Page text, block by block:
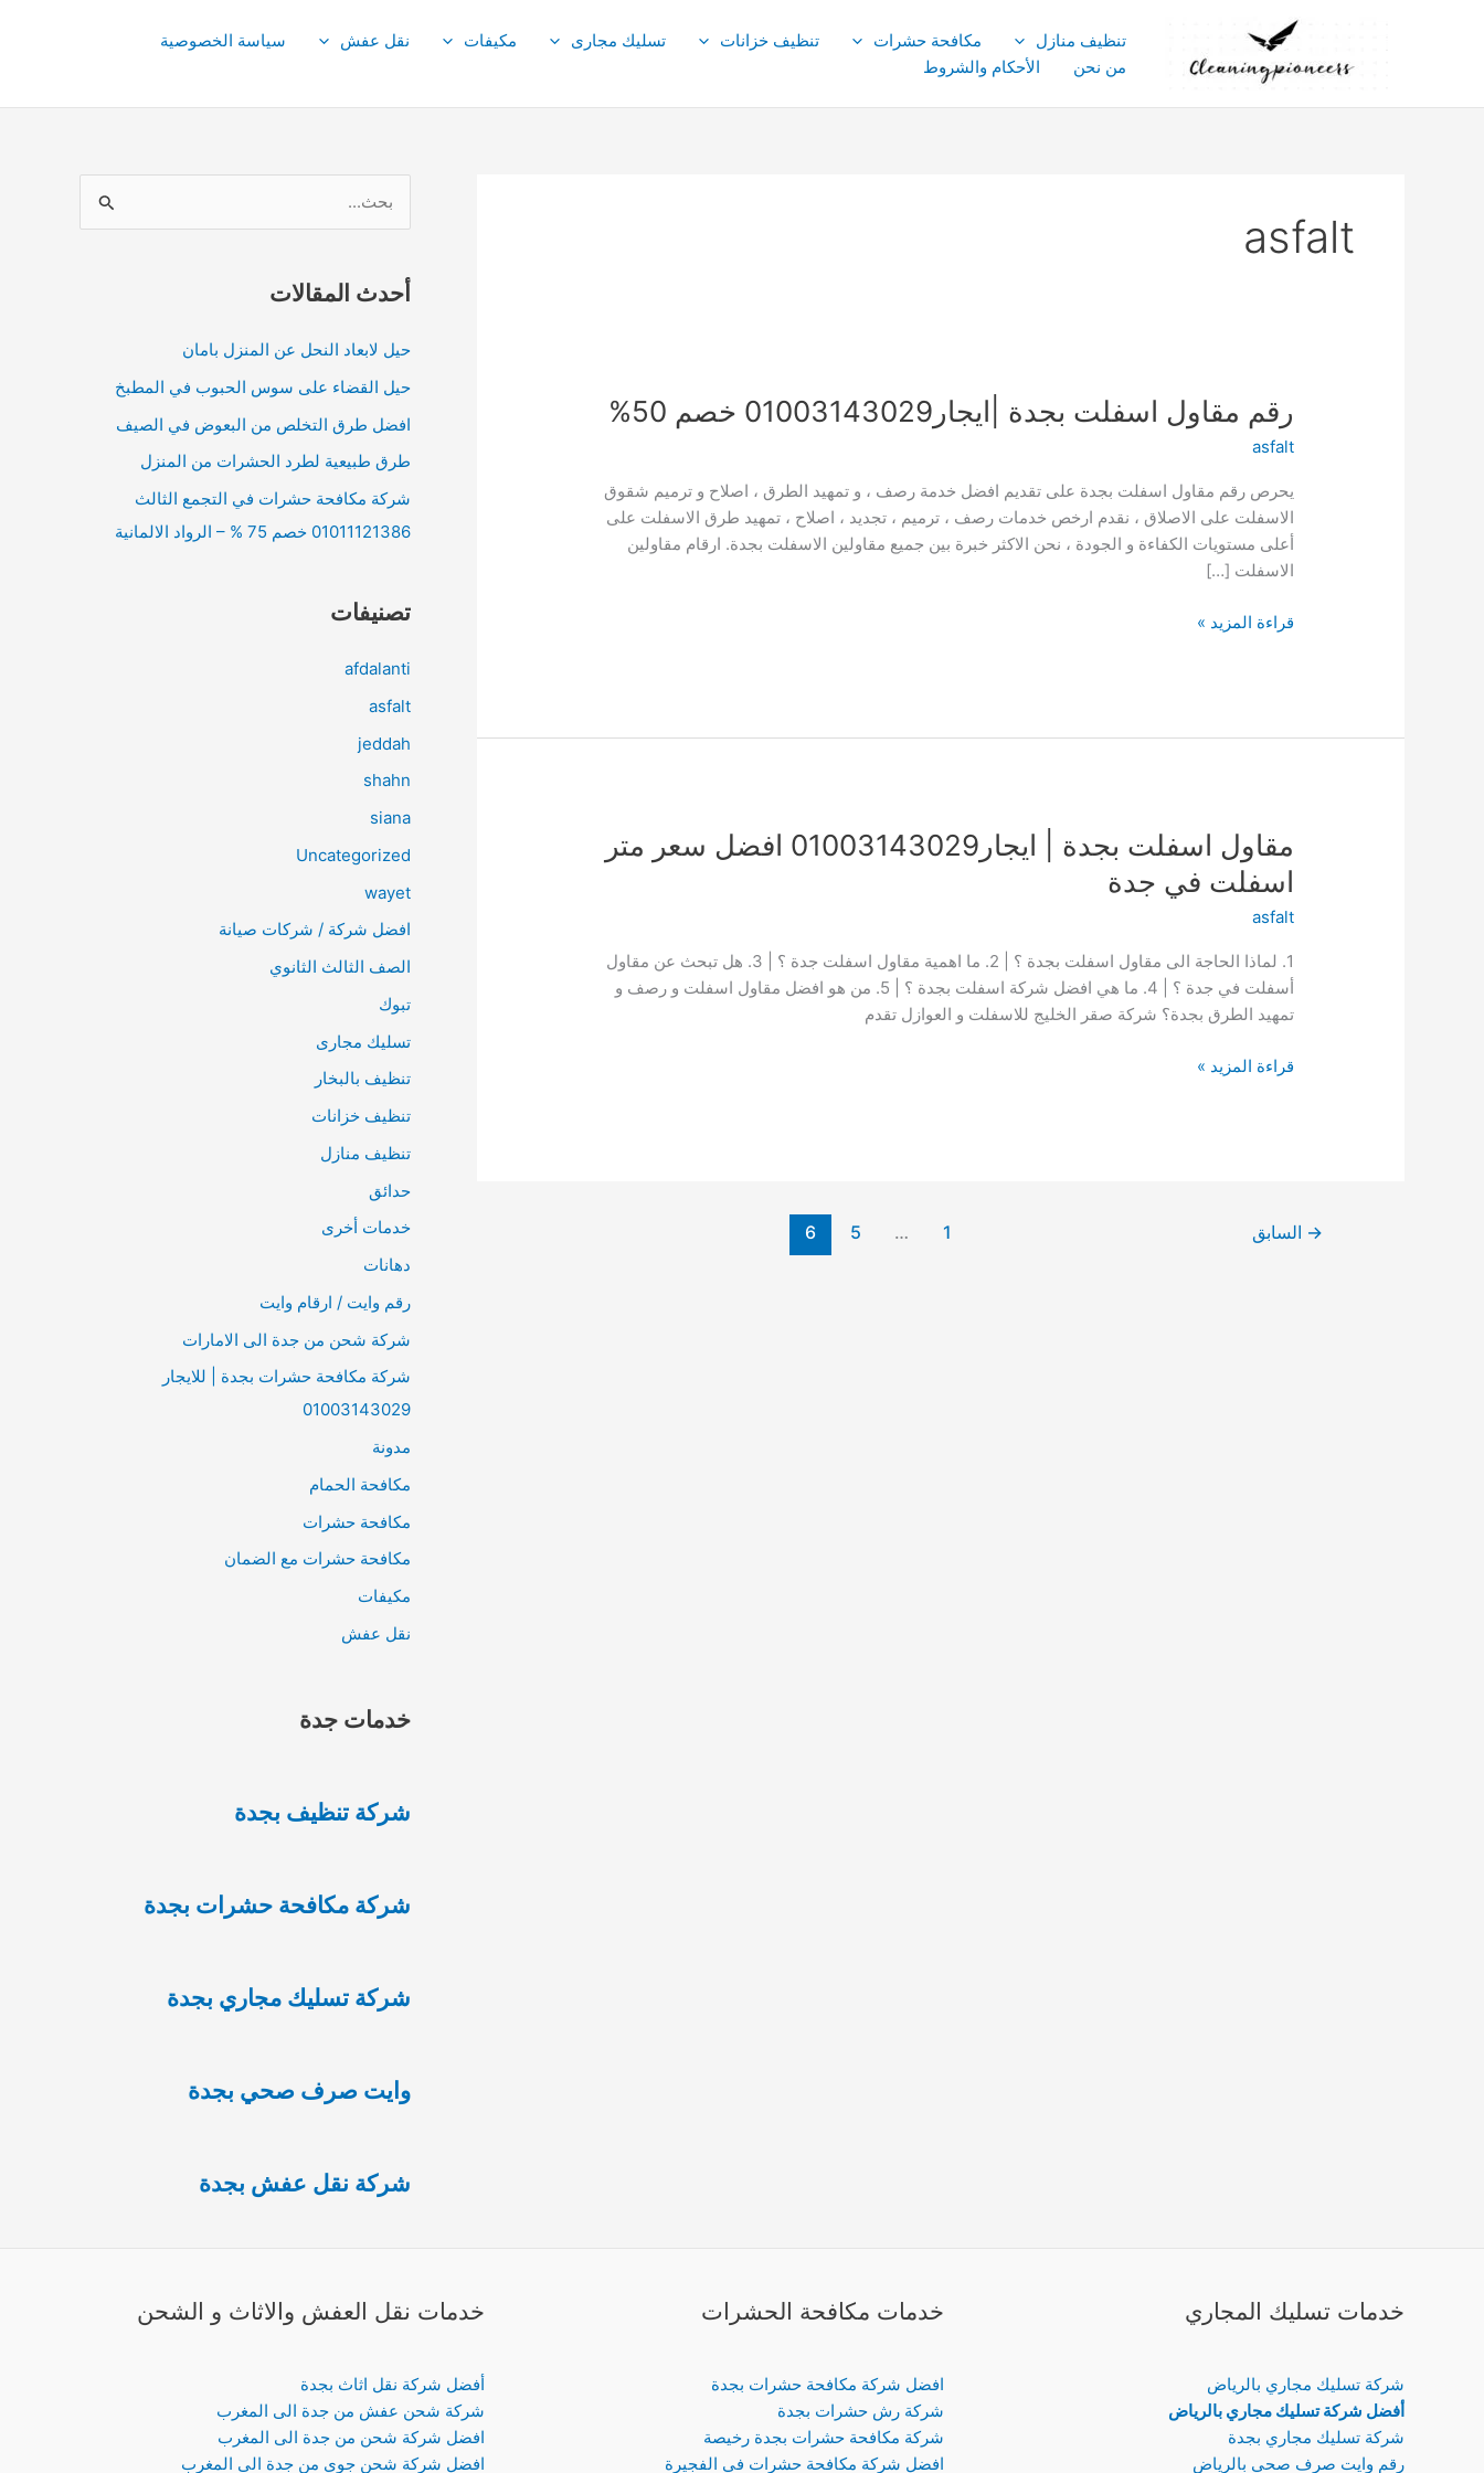
تنظيف منازل مكافحة حشرات تنظيف خزانات تسليك مجارى مكيفات نقل عفش
سياسة الخصوصية
من نحن
الأحكام والشروط
asfalt
رقم مقاول اسفلت بجدة |ايجار01003143029 خصم 50%
asfalt
يحرص رقم مقاول اسفلت بجدة على تقديم افضل خدمة رصف ، و تمهيد الطرق ، اصلاح و ترميم شقوق
الاسفلت على الاصلاق ، نقدم ارخص خدمات رصف ، ترميم ، تجديد ، اصلاح ، تمهيد طرق الاسفلت على
أعلى مستويات الكفاءة و الجودة ، نحن الاكثر خبرة بين جميع مقاولين الاسفلت بجدة. ارقام مقاولين
الاسفلت […]
رقم
قراءة المزيد »
مقاول اسفلت بجدة | ايجار01003143029 افضل سعر متر
اسفلت في جدة
asfalt
1. لماذا الحاجة الى مقاول اسفلت بجدة ؟ | 2. ما اهمية مقاول اسفلت جدة ؟ | 3. هل تبحث عن مقاول
أسفلت في جدة ؟ | 4. ما هي افضل شركة اسفلت بجدة ؟ | 5. من هو افضل مقاول اسفلت و رصف و
تمهيد الطرق بجدة؟ شركة صقر الخليج للاسفلت و العوازل تقدم
مقاول
سعر
قراءة المزيد »
→ السابق 1
…
5
6
ح
ع
ن
:
أحدث المقالات
حيل لابعاد النحل عن المنزل بامان
حيل القضاء على سوس الحبوب في المطبخ
افضل طرق التخلص من البعوض في الصيف
طرق طبيعية لطرد الحشرات من المنزل
شركة مكافحة حشرات في التجمع الثالث
01011121386 خصم 75 % – الرواد الالمانية
تصنيفات
afdalanti
asfalt
jeddah
shahn
siana
Uncategorized
wayet
افضل شركة / شركات صيانة
الصف الثالث الثانوي
تبوك
تسليك مجارى
تنظيف بالبخار
تنظيف خزانات
تنظيف منازل
حدائق
خدمات أخرى
دهانات
رقم وايت / ارقام وايت
شركة شحن من جدة الى الامارات
شركة مكافحة حشرات بجدة | للايجار
01003143029
مدونة
مكافحة الحمام
مكافحة حشرات
مكافحة حشرات مع الضمان
مكيفات
نقل عفش
خدمات جدة
شركة تنظيف بجدة
شركة مكافحة حشرات بجدة
شركة تسليك مجاري بجدة
وايت صرف صحي بجدة
شركة نقل عفش بجدة
خدمات تسليك المجاري
شركة تسليك مجاري بالرياض
أفضل شركة تسليك مجاري بالرياض
شركة تسليك مجاري بجدة
رقم وايت صرف صحي بالرياض
خدمات مكافحة الحشرات
افضل شركة مكافحة حشرات بجدة
شركة رش حشرات بجدة
شركة مكافحة حشرات بجدة رخيصة
افضل شركة مكافحة حشرات في الفجيرة
خدمات نقل العفش والاثاث و الشحن
أفضل شركة نقل اثاث بجدة
شركة شحن عفش من جدة الى المغرب
افضل شركة شحن من جدة الى المغرب
افضل شركة شحن جوي من جدة الى المغرب